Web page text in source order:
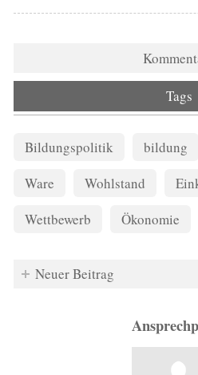
Tags
Bildungspolitik bildung
Ware
Wohlstand
Wettbewerb
Ökonomie
Neuer Beitrag